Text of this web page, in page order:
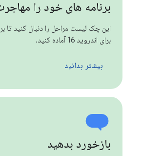
برنامه های خود را
این چک لیست مراحل را دنبال کنید تا
برای اندروید 16 آماده کنید.
بیشتر بدانید
بازخورد بدهید